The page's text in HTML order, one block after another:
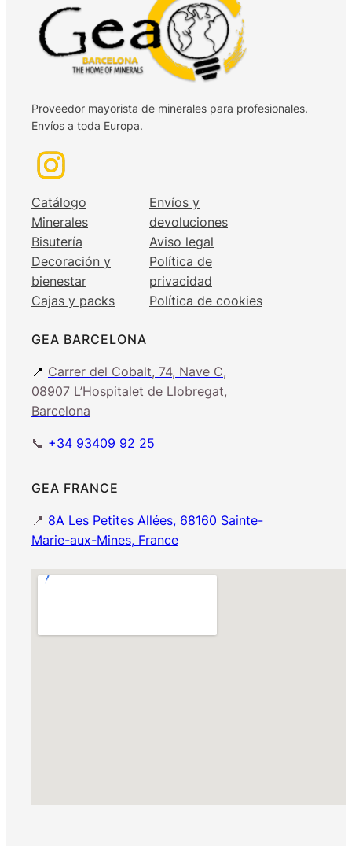
Proveedor mayorista de minerales para profesionales.
Envíos a toda Europa.
Catálogo
Minerales
Bisutería
Decoración y
bienestar
Cajas y packs
Envíos y
devoluciones
Aviso legal
Política de
privacidad
Política de cookies
GEA BARCELONA
📍 Carrer del Cobalt, 74, Nave C,
08907 L’Hospitalet de Llobregat,
Barcelona
📞 +34 93409 92 25
GEA FRANCE
📍 8A Les Petites Allées, 68160 Sainte-
Marie-aux-Mines, France